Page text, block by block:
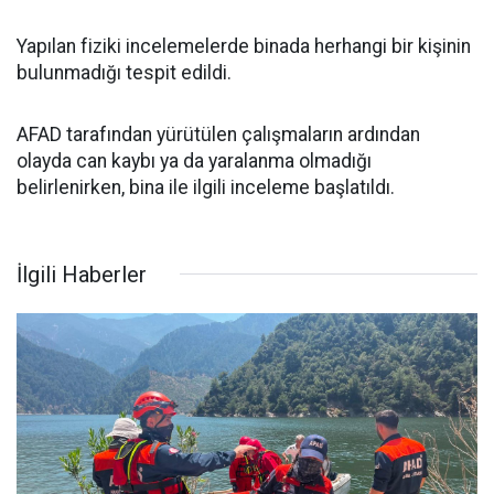
Yapılan fiziki incelemelerde binada herhangi bir kişinin
bulunmadığı tespit edildi.
AFAD tarafından yürütülen çalışmaların ardından
olayda can kaybı ya da yaralanma olmadığı
belirlenirken, bina ile ilgili inceleme başlatıldı.
İlgili Haberler